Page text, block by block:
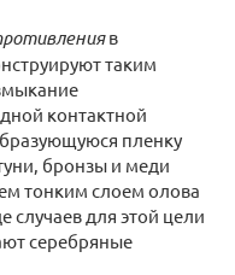
в
таким
контактной
пленку
бронзы и меди
тонким слоем олова
случаев для этой цели
серебряные